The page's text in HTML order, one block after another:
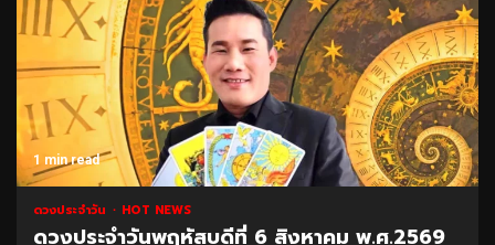
1 min read
ดวงประจำวัน HOT NEWS
ดวงประจำวันพฤหัสบดีที่ 6 สิงหาคม พ.ศ.2569